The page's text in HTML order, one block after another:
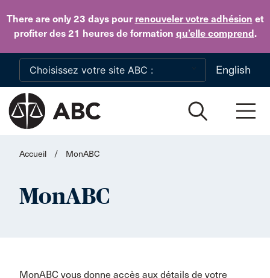
There are only 23 dayspour renouveler votre adhésion et
profiter des 21 heures de formation qu’elle comprend.
Skip to main content
English
Accueil / MonABC
MonABC
MonABC vous donne accès aux détails de votre